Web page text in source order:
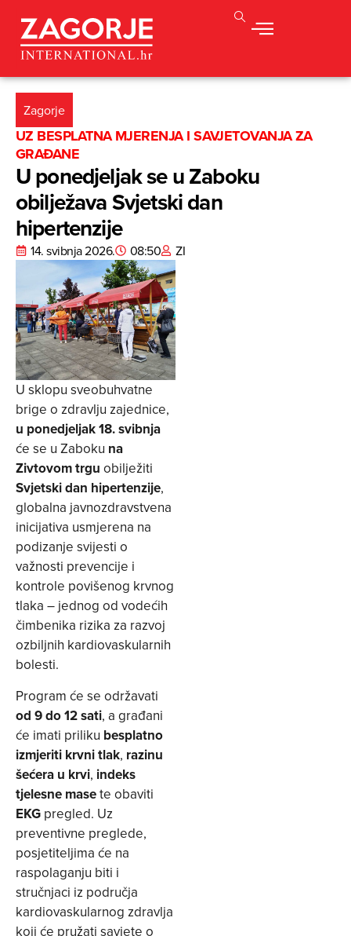
Zagorje
UZ BESPLATNA MJERENJA I SAVJETOVANJA ZA
GRAĐANE
U ponedjeljak se u Zaboku
obilježava Svjetski dan
hipertenzije
14. svibnja 2026. 08:50 ZI
U sklopu sveobuhvatne
brige o zdravlju zajednice,
u ponedjeljak 18. svibnja
će se u Zaboku na
Zivtovom trgu obilježiti
Svjetski dan hipertenzije,
globalna javnozdravstvena
inicijativa usmjerena na
podizanje svijesti o
važnosti prevencije i
kontrole povišenog krvnog
tlaka – jednog od vodećih
čimbenika rizika za razvoj
ozbiljnih kardiovaskularnih
bolesti.
Program će se održavati
od 9 do 12 sati, a građani
će imati priliku besplatno
izmjeriti krvni tlak, razinu
šećera u krvi, indeks
tjelesne masete obaviti
EKG pregled. Uz
preventivne preglede,
posjetiteljima će na
raspolaganju biti i
stručnjaci iz područja
kardiovaskularnog zdravlja
koji će pružati savjete o